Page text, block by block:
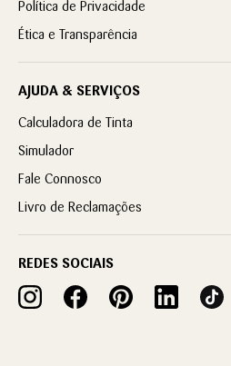
Política de Privacidade
Ética e Transparência
AJUDA & SERVIÇOS
Calculadora de Tinta
Simulador
Fale Connosco
Livro de Reclamações
REDES SOCIAIS